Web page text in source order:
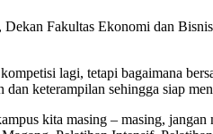
Fakultas Ekonomi dan
lagi, tetapi bagaimana
keterampilan sehingga siap
kita masing – masing,